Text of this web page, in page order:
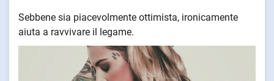
Sebbene sia piacevolmente ottimista, ironicamente
aiuta a ravvivare il legame.